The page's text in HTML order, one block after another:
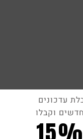
עדכונים
וקבלו